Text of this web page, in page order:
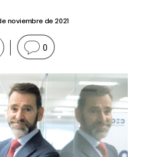
noviembre de 2021
0